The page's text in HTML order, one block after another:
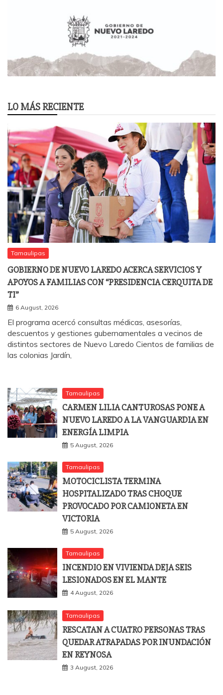
LO MÁS RECIENTE
Tamaulipas
GOBIERNO DE NUEVO LAREDO ACERCA SERVICIOS Y
APOYOS A FAMILIAS CON “PRESIDENCIA CERQUITA DE
TI”
6 August, 2026
El programa acercó consultas médicas, asesorías,
descuentos y gestiones gubernamentales a vecinos de
distintos sectores de Nuevo Laredo Cientos de familias de
las colonias Jardín,
Tamaulipas
CARMEN LILIA CANTUROSAS PONE A
NUEVO LAREDO A LA VANGUARDIA EN
ENERGÍA LIMPIA
5 August, 2026
Tamaulipas
MOTOCICLISTA TERMINA
HOSPITALIZADO TRAS CHOQUE
PROVOCADO POR CAMIONETA EN
VICTORIA
5 August, 2026
Tamaulipas
INCENDIO EN VIVIENDA DEJA SEIS
LESIONADOS EN EL MANTE
4 August, 2026
Tamaulipas
RESCATAN A CUATRO PERSONAS TRAS
QUEDAR ATRAPADAS POR INUNDACIÓN
EN REYNOSA
3 August, 2026